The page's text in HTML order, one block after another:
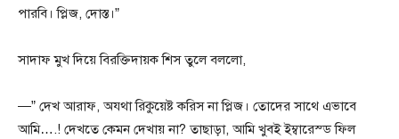
পারবি। প্লিজ, দোস্ত।”
সাদাফ মুখ দিয়ে বিরক্তিদায়ক শিস তুলে বললো,
—” দেখ আরাফ, অযথা রিকুয়েষ্ট করিস না প্লিজ। তোদের সাথে এভাবে
আমি….! দেখতে কেমন দেখায় না? তাছাড়া, আমি খুবই ইম্বারেস্ড ফিল